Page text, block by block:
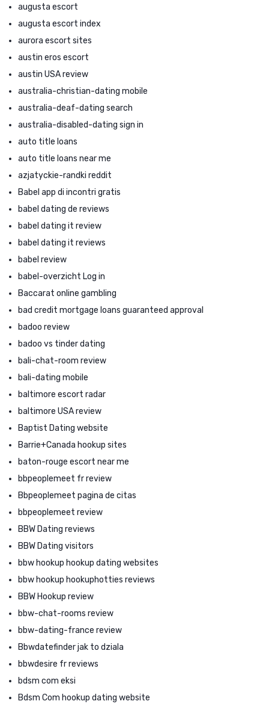
augusta escort
augusta escort index
aurora escort sites
austin eros escort
austin USA review
australia-christian-dating mobile
australia-deaf-dating search
australia-disabled-dating sign in
auto title loans
auto title loans near me
azjatyckie-randki reddit
Babel app di incontri gratis
babel dating de reviews
babel dating it review
babel dating it reviews
babel review
babel-overzicht Log in
Baccarat online gambling
bad credit mortgage loans guaranteed approval
badoo review
badoo vs tinder dating
bali-chat-room review
bali-dating mobile
baltimore escort radar
baltimore USA review
Baptist Dating website
Barrie+Canada hookup sites
baton-rouge escort near me
bbpeoplemeet fr review
Bbpeoplemeet pagina de citas
bbpeoplemeet review
BBW Dating reviews
BBW Dating visitors
bbw hookup hookup dating websites
bbw hookup hookuphotties reviews
BBW Hookup review
bbw-chat-rooms review
bbw-dating-france review
Bbwdatefinder jak to dziala
bbwdesire fr reviews
bdsm com eksi
Bdsm Com hookup dating website